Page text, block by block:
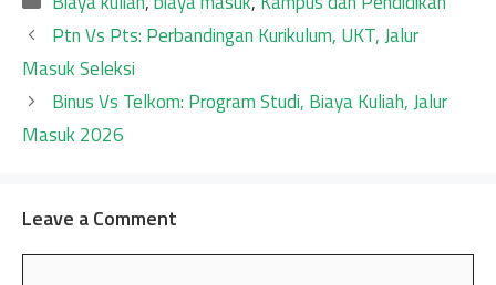
Ptn Vs Pts: Perbandingan Kurikulum, UKT, Jalur
Masuk Seleksi
Binus Vs Telkom: Program Studi, Biaya Kuliah, Jalur
Masuk 2026
Leave a Comment